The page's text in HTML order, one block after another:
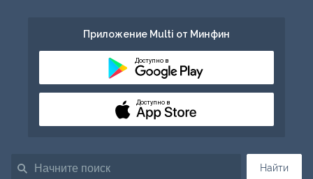
Найти
Приложение Multi от Минфин
Доступно в
Доступно в